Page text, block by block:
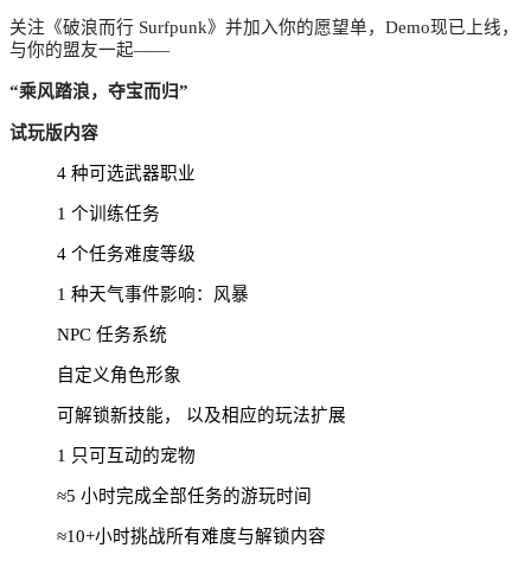
关注《破浪而行 Surfpunk》并加入你的愿望单，Demo现已上线，
与你的盟友一起——
“乘风踏浪，夺宝而归”
试玩版内容
4 种可选武器职业
1 个训练任务
4 个任务难度等级
1 种天气事件影响：风暴
NPC 任务系统
自定义角色形象
可解锁新技能， 以及相应的玩法扩展
1 只可互动的宠物
≈5 小时完成全部任务的游玩时间
≈10+小时挑战所有难度与解锁内容